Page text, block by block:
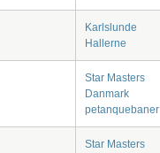
Karlslunde
Hallerne
Star Masters
Danmark
petanquebaner
Star Masters